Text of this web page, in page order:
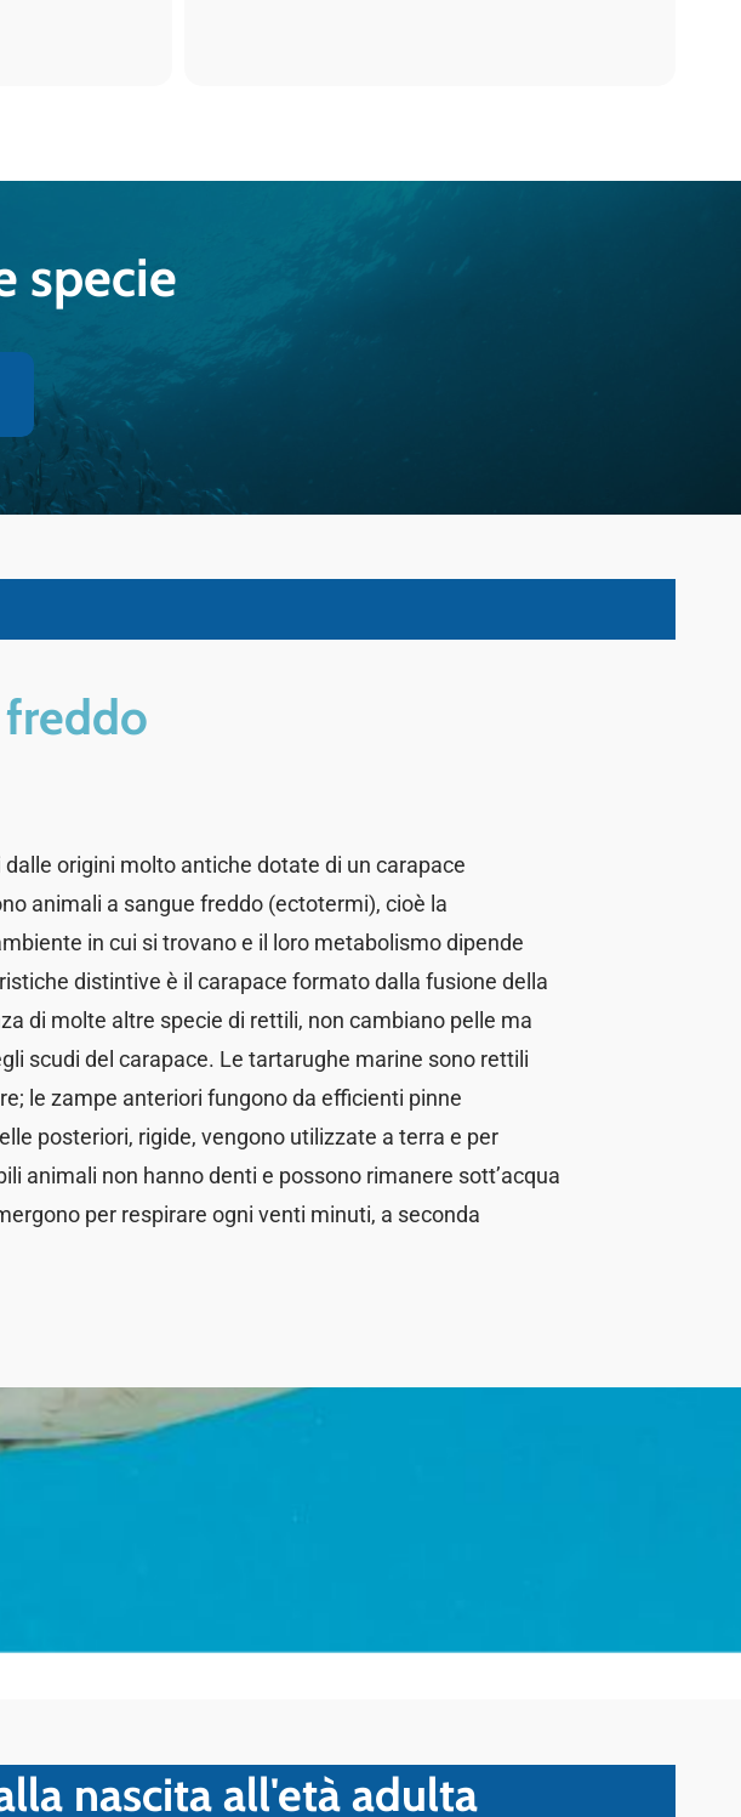
specie
origini molto antiche dotate di un carapace
animali a sangue freddo (ectotermi), cioè la
in cui si trovano e il loro metabolismo dipende
distintive è il carapace formato dalla fusione della
di molte altre specie di rettili, non cambiano pelle ma
scudi del carapace. Le tartarughe marine sono rettili
le zampe anteriori fungono da efficienti pinne
posteriori, rigide, vengono utilizzate a terra e per
animali non hanno denti e possono rimanere sott’acqua
per respirare ogni venti minuti, a seconda
nascita all'età adulta